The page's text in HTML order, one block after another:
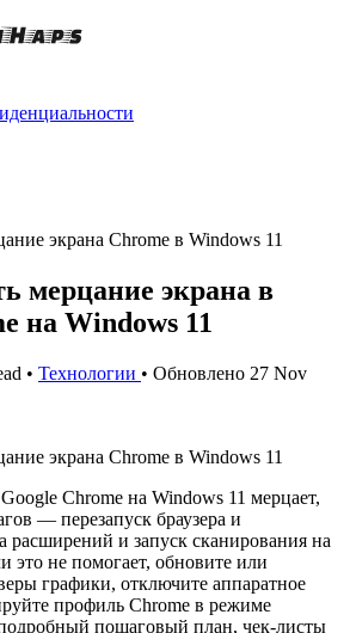
экрана Chrome в Windows 11
мерцание экрана в
на Windows 11
• Технологии • Обновлено 27 Nov
экрана Chrome в Windows 11
Chrome на Windows 11 мерцает,
— перезапуск браузера и
расширений и запуск сканирования на
это не помогает, обновите или
графики, отключите аппаратное
профиль Chrome в режиме
пошаговый план, чек-листы